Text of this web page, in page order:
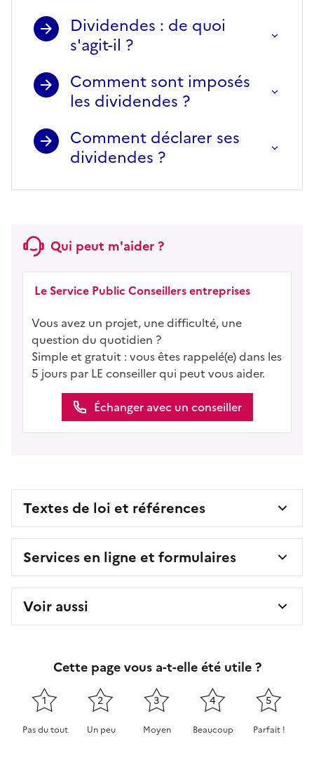
Dividendes : de quoi
s'agit-il ?
Comment sont imposés
les dividendes ?
Comment déclarer ses
dividendes ?
Qui peut m'aider ?
Le Service Public Conseillers entreprises
Vous avez un projet, une difficulté, une
question du quotidien ?
Simple et gratuit : vous êtes rappelé(e) dans les
5 jours par LE conseiller qui peut vous aider.
Échanger avec un conseiller
Textes de loi et références
Services en ligne et formulaires
Voir aussi
Cette page vous a-t-elle été utile ?
1
Pas du tout
2
Un peu
3
Moyen
4
Beaucoup
5
Parfait !